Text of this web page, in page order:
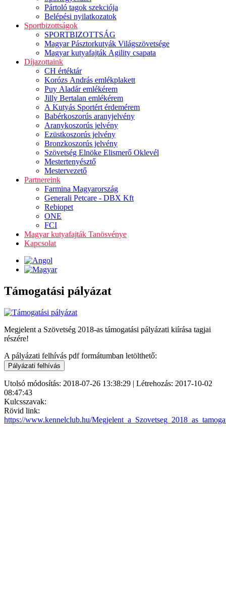
Pártoló tagok szekciója
Belépési nyilatkozatok
Sportbizottságok
SPORTBIZOTTSÁG
Magyar Pásztorkutyák Világszövetsége
Magyar kutyafajták Agility csapata
Díjazottaink
CH értéktár
Korózs András emlékplakett
Puy Aladár emlékérem
Jilly Bertalan emlékérem
A Kutyás Sportért érdemérem
Babérkoszorús aranyjelvény
Aranykoszorús jelvény
Ezüstkoszorús jelvény
Bronzkoszorús jelvény
Szövetség Elnöke Elismerő Oklevél
Mestertenyésztő
Mestervezető
Partnereink
Farmina Magyarország
Generali Petcare - DBX Kft
Rebiopet
ONE
FCI
Magyar kutyafajták Tanösvénye
Kapcsolat
Támogatási pályázat
Megjelent a Szövetség 2018-as támogatási pályázati kiírása tagjai
részére!
A pályázati felhívás pdf formátumban letölthető:
Utolsó módosítás: 2018-07-26 13:38:29 | Létrehozás: 2017-10-02
08:47:43
Kulcsszavak:
Rövid link:
https://www.kennelclub.hu/